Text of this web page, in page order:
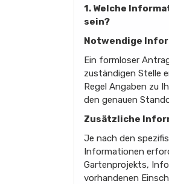
1. Welche
sein?
Notwendige
Ein formloser
zuständigen Stelle
Regel Angaben zu
den genauen
Zusätzliche
Je nach den
Informationen
Gartenprojekts,
vorhandenen